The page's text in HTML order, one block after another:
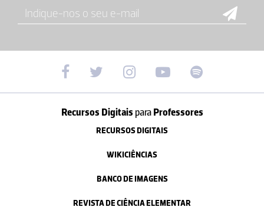
Recursos Digitais paraProfessores
RECURSOS DIGITAIS
WIKICIÊNCIAS
BANCO DE IMAGENS
REVISTA DE CIÊNCIA ELEMENTAR